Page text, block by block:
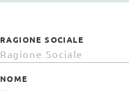
RAGIONE SOCIALE
NOME